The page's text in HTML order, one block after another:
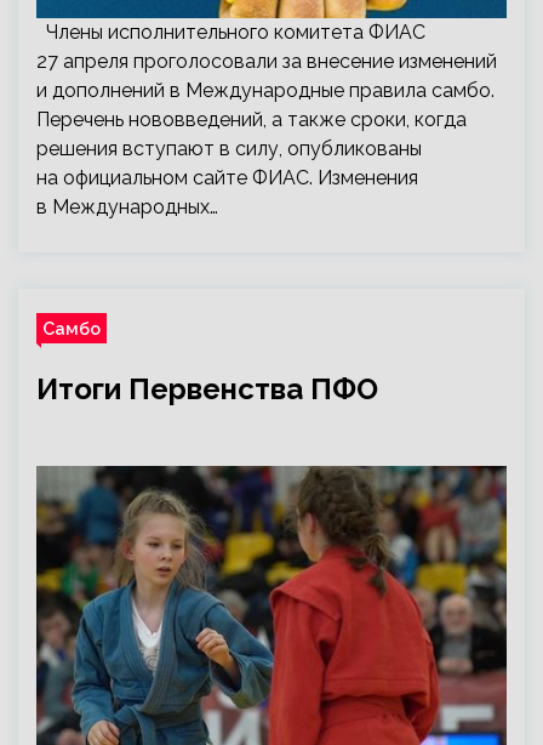
Члены исполнительного комитета ФИАС
27 апреля проголосовали за внесение изменений
и дополнений в Международные правила самбо.
Перечень нововведений, а также сроки, когда
решения вступают в силу, опубликованы
на официальном сайте ФИАС. Изменения
в Международных…
Самбо
Итоги Первенства ПФО